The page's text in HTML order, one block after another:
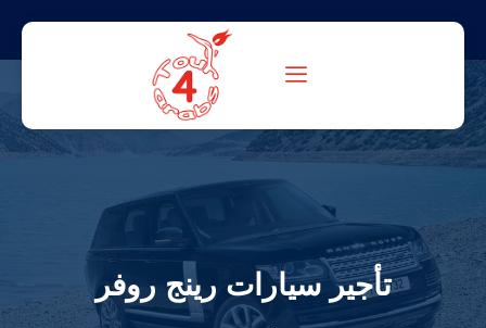
تأجير سيارات رينج روفر